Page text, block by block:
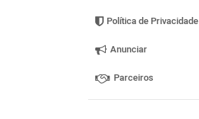
Política de Privacidade
Anunciar
Parceiros